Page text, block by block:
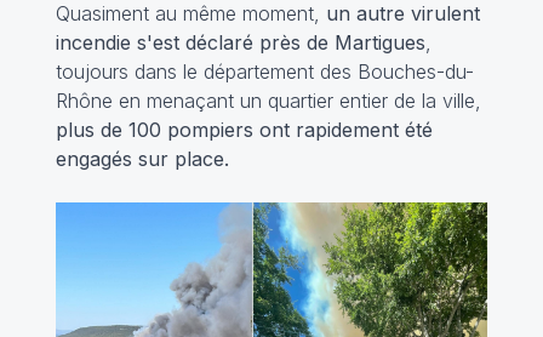
Quasiment au même moment, un autre virulent
incendie s'est déclaré près de Martigues,
toujours dans le département des Bouches-du-
Rhône en menaçant un quartier entier de la ville,
plus de 100 pompiers ont rapidement été
engagés sur place.